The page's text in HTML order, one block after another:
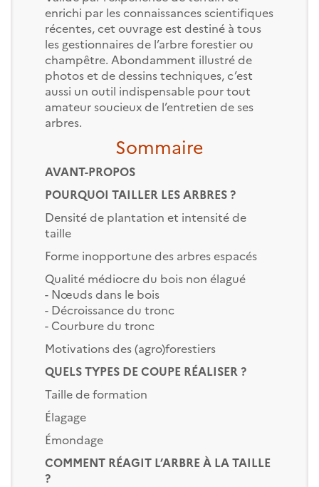
enrichi par les connaissances scientifiques
récentes, cet ouvrage est destiné à tous
les gestionnaires de l’arbre forestier ou
champêtre. Abondamment illustré de
photos et de dessins techniques, c’est
aussi un outil indispensable pour tout
amateur soucieux de l’entretien de ses
arbres.
Sommaire
AVANT-PROPOS
POURQUOI TAILLER LES ARBRES ?
Densité de plantation et intensité de
taille
Forme inopportune des arbres espacés
Qualité médiocre du bois non élagué
- Nœuds dans le bois
- Décroissance du tronc
- Courbure du tronc
Motivations des (agro)forestiers
QUELS TYPES DE COUPE RÉALISER ?
Taille de formation
Élagage
Émondage
COMMENT RÉAGIT L’ARBRE À LA TAILLE
?